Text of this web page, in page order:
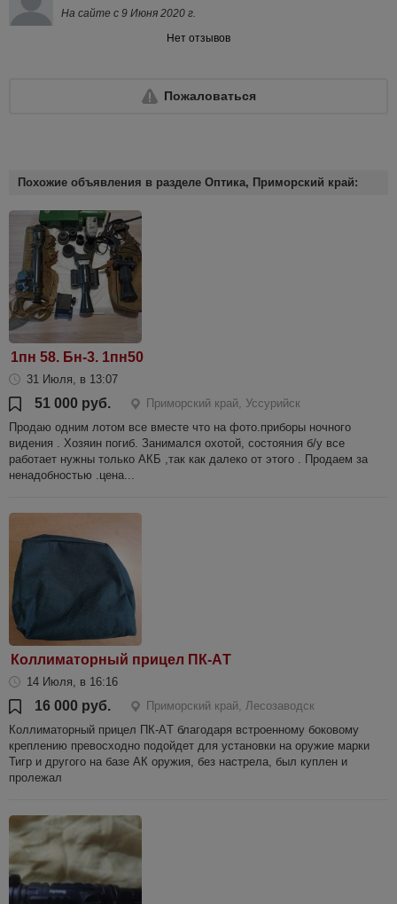
На сайте с 9 Июня 2020 г.
Нет отзывов
Пожаловаться
Похожие объявления в разделе Оптика, Приморский край:
1пн 58. Бн-3. 1пн50
31 Июля, в 13:07
51 000 руб.
Приморский край, Уссурийск
Продаю одним лотом все вместе что на фото.приборы ночного
видения . Хозяин погиб. Занимался охотой, состояния б/у все
работает нужны только АКБ ,так как далеко от этого . Продаем за
ненадобностью .цена...
Коллиматорный прицел ПК-AТ
14 Июля, в 16:16
16 000 руб.
Приморский край, Лесозаводск
Коллиматорный прицел ПК-AТ благодаря встроенному боковому
креплению превосходно подойдет для установки на оружие марки
Тигр и другого на базе АК оружия, без настрела, был куплен и
пролежал